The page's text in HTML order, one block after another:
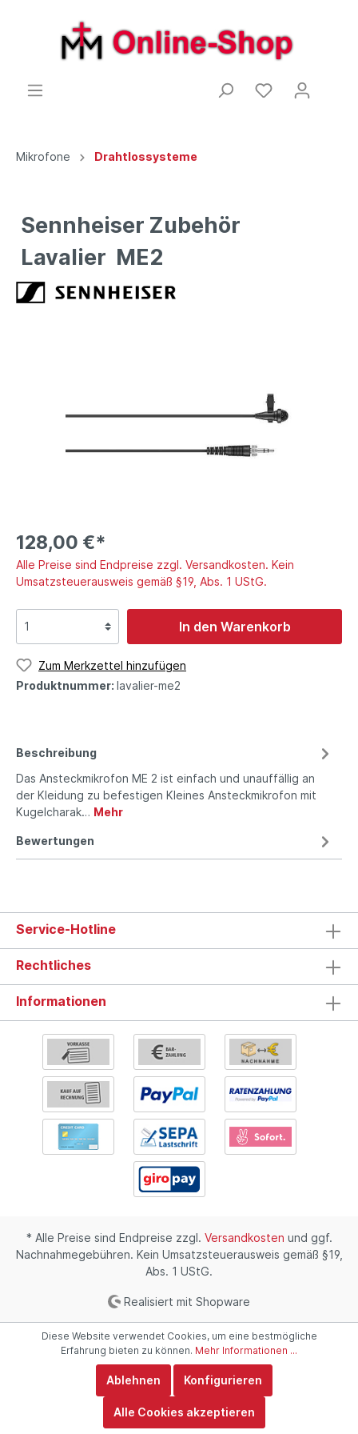
Mikrofone Drahtlossysteme
Sennheiser Zubehör
Lavalier ME2
128,00 €*
Alle Preise sind Endpreise zzgl. Versandkosten. Kein
Umsatzsteuerausweis gemäß §19, Abs. 1 UStG.
In den Warenkorb
Zum Merkzettel hinzufügen
Produktnummer: lavalier-me2
Beschreibung
Das Ansteckmikrofon ME 2 ist einfach und unauffällig an
der Kleidung zu befestigen Kleines Ansteckmikrofon mit
Kugel­charak­… Mehr
Bewertungen
Service-Hotline
Rechtliches
Informationen
* Alle Preise sind Endpreise zzgl. Versandkosten und ggf.
Nachnahmegebühren. Kein Umsatzsteuerausweis gemäß §19,
Abs. 1 UStG.
Realisiert mit Shopware
Diese Website verwendet Cookies, um eine bestmögliche
Erfahrung bieten zu können. Mehr Informationen ...
Ablehnen Konfigurieren
Alle Cookies akzeptieren